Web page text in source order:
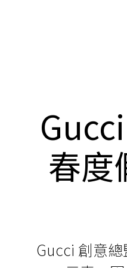
春度
Gucci 創意